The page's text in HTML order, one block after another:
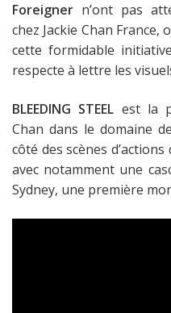
Foreigner n’ont pas
chez Jackie Chan
cette formidable
respecte à lettre les
BLEEDING STEEL est la
Chan dans le domaine
côté des scènes
avec notamment une
Sydney, une première